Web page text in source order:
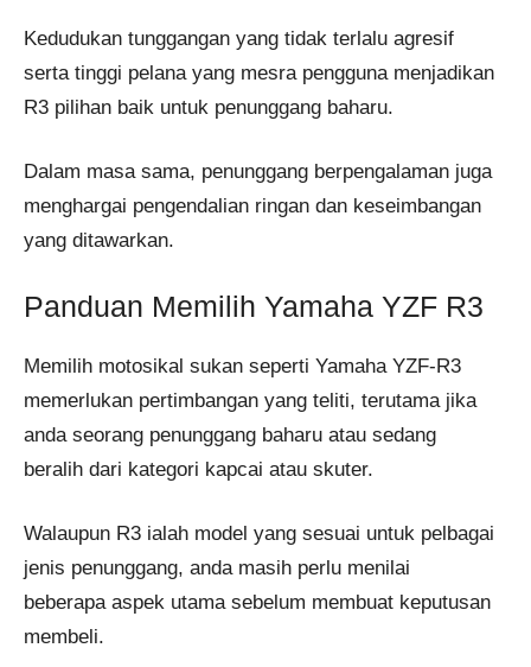
Kedudukan tunggangan yang tidak terlalu agresif
serta tinggi pelana yang mesra pengguna menjadikan
R3 pilihan baik untuk penunggang baharu.
Dalam masa sama, penunggang berpengalaman juga
menghargai pengendalian ringan dan keseimbangan
yang ditawarkan.
Panduan Memilih Yamaha YZF R3
Memilih motosikal sukan seperti Yamaha YZF-R3
memerlukan pertimbangan yang teliti, terutama jika
anda seorang penunggang baharu atau sedang
beralih dari kategori kapcai atau skuter.
Walaupun R3 ialah model yang sesuai untuk pelbagai
jenis penunggang, anda masih perlu menilai
beberapa aspek utama sebelum membuat keputusan
membeli.